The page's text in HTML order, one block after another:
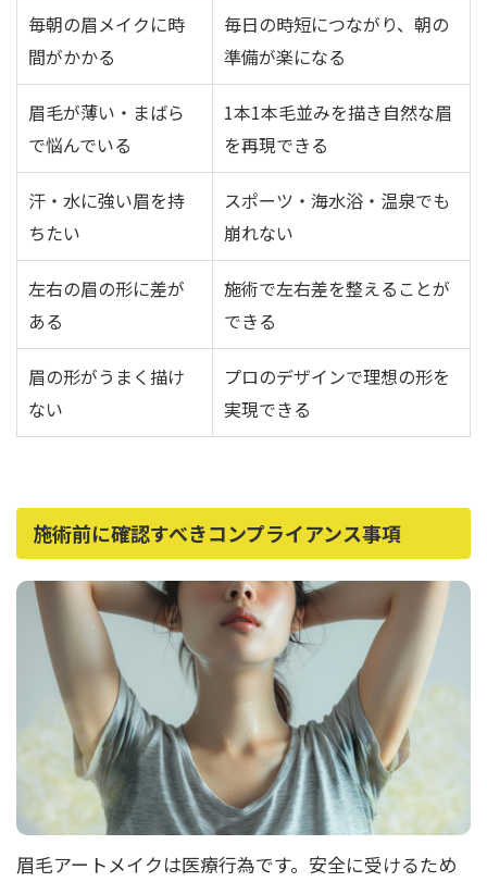
毎朝の眉メイクに時
間がかかる
毎日の時短につながり、朝の
準備が楽になる
眉毛が薄い・まばら
で悩んでいる
1本1本毛並みを描き自然な眉
を再現できる
汗・水に強い眉を持
ちたい
スポーツ・海水浴・温泉でも
崩れない
左右の眉の形に差が
ある
施術で左右差を整えることが
できる
眉の形がうまく描け
ない
プロのデザインで理想の形を
実現できる
施術前に確認すべきコンプライアンス事項
眉毛アートメイクは医療行為です。安全に受けるため